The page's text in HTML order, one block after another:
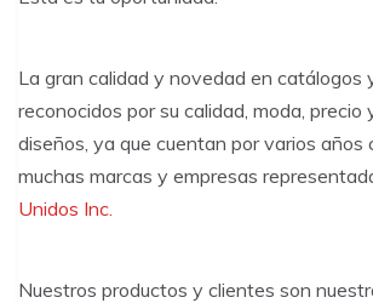
La gran calidad y novedad en catálogos
reconocidos por su calidad, moda, precio
diseños, ya que cuentan por varios años
muchas marcas y empresas
Unidos Inc.
Nuestros productos y clientes son